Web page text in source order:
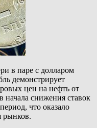
в паре с долларом
демонстрирует
цен на нефть от
начала снижения ставок
что оказало
рынков.